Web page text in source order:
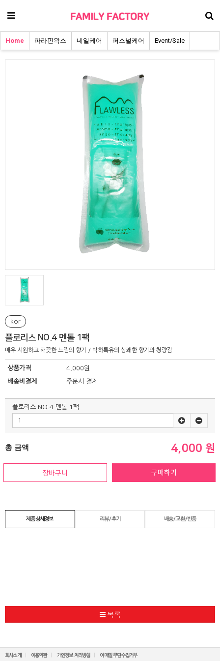
Home 파라핀왁스 네일케어 퍼스널케어 Event/Sale
kor
플로리스 NO.4 멘톨 1팩
매우 시원하고 깨끗한 느낌의 향기 / 박하특유의 상쾌한 향기와 청량감
상품가격 4,000원
배송비결제 주문시 결제
플로리스 NO.4 멘톨 1팩
총 금액 4,000 원
제품상세정보 리뷰/후기 배송/교환/반품
목록
회사소개 이용약관 개인정보 처리방침 이메일 무단수집거부